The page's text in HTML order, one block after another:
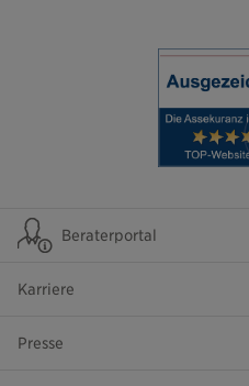
Beraterportal
Karriere
Presse